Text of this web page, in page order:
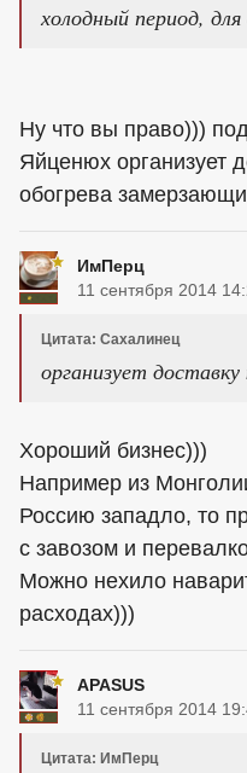
холодный период, для
Ну что вы право)))
Яйценюх организует
обогрева
ИмПерц
11 сентября 2014
Цитата: Сахалинец
организует доставку
Хороший бизнес)))
Например из
Россию западло, то
с завозом и
Можно нехило
расходах)))
APASUS
11 сентября 2014
Цитата: ИмПерц